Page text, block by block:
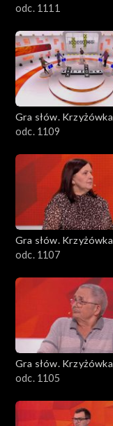
odc. 1111
Gra słów. Krzyżówka
odc. 1109
Gra słów. Krzyżówka
odc. 1107
Gra słów. Krzyżówka
odc. 1105